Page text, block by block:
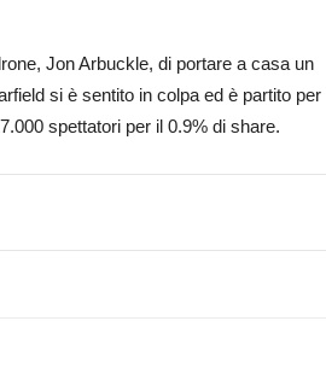
Jon Arbuckle, di portare a casa un
si è sentito in colpa ed è partito per
spettatori per il 0.9% di share.